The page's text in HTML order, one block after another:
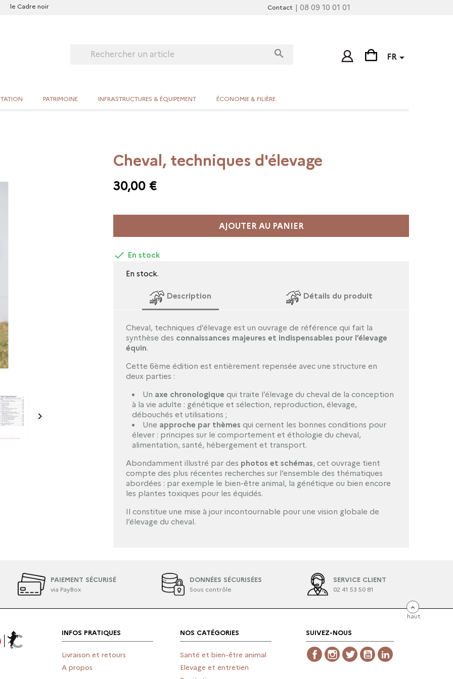
le Cadre noir Contact | 08 09 10 01 01
search FR
PATRIMOINE INFRASTRUCTURES & ÉQUIPEMENT ÉCONOMIE & FILIÈRE

Cheval, techniques d'élevage
30,00 €
AJOUTER AU PANIER
 En stock
En stock.
Description Détails du produit
Cheval, techniques d’élevage est un ouvrage de référence qui fait la
synthèse des connaissances majeures et indispensables pour l’élevage
équin.
Cette 6ème édition est entièrement repensée avec une structure en
deux parties :
Un axe chronologique qui traite l’élevage du cheval de la conception
à la vie adulte : génétique et sélection, reproduction, élevage,
débouchés et utilisations ;
Une approche par thèmes qui cernent les bonnes conditions pour
élever : principes sur le comportement et éthologie du cheval,
alimentation, santé, hébergement et transport.
Abondamment illustré par des photos et schémas, cet ouvrage tient
compte des plus récentes recherches sur l’ensemble des thématiques
abordées : par exemple le bien-être animal, la génétique ou bien encore
les plantes toxiques pour les équidés.
Il constitue une mise à jour incontournable pour une vision globale de
l’élevage du cheval.
PAIEMENT SÉCURISÉ
via PayBox
DONNÉES SÉCURISÉES
Sous contrôle
SERVICE CLIENT
02 41 53 50 81
haut
INFOS PRATIQUES
Livraison et retours
A propos
NOS CATÉGORIES
Santé et bien-être animal
Elevage et entretien
SUIVEZ-NOUS
Facebook TwitterYouTube
Instagram